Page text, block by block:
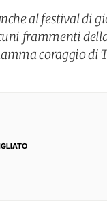
al festival di
frammenti
coraggio di